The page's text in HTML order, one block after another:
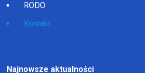
RODO
Kontakt
Najnowsze aktualności